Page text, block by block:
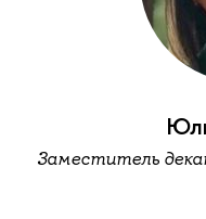
Заместитель